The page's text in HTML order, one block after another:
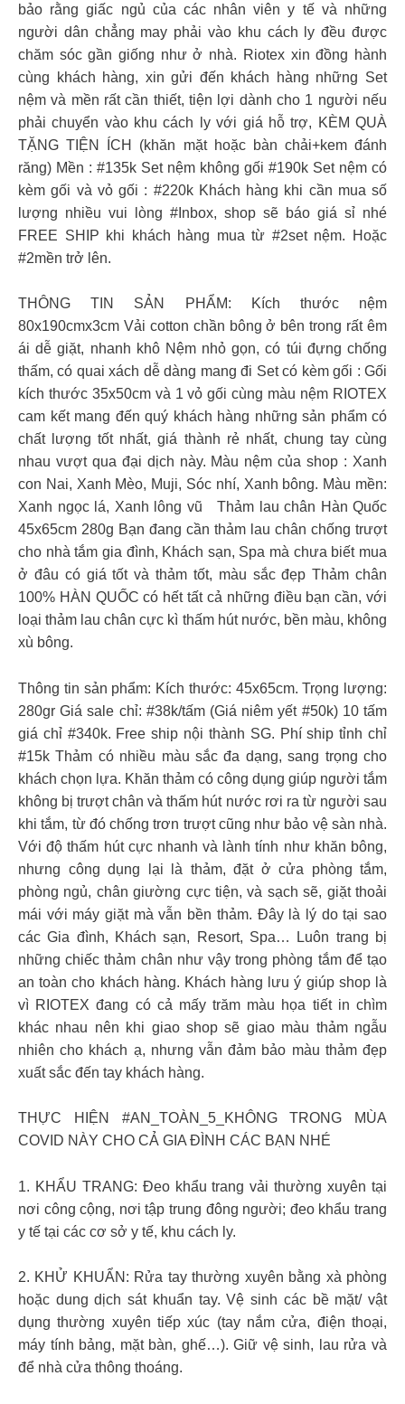
bảo rằng giấc ngủ của các nhân viên y tế và những
người dân chẳng may phải vào khu cách ly đều được
chăm sóc gần giống như ở nhà. Riotex xin đồng hành
cùng khách hàng, xin gửi đến khách hàng những Set
nệm và mền rất cần thiết, tiện lợi dành cho 1 người nếu
phải chuyển vào khu cách ly với giá hỗ trợ, KÈM QUÀ
TẶNG TIỆN ÍCH (khăn mặt hoặc bàn chải+kem đánh
răng) Mền : #135k Set nệm không gối #190k Set nệm có
kèm gối và vỏ gối : #220k Khách hàng khi cần mua số
lượng nhiều vui lòng #Inbox, shop sẽ báo giá sỉ nhé
FREE SHIP khi khách hàng mua từ #2set nệm. Hoặc
#2mền trở lên.
THÔNG TIN SẢN PHẨM: Kích thước nệm
80x190cmx3cm Vải cotton chần bông ở bên trong rất êm
ái dễ giặt, nhanh khô Nệm nhỏ gọn, có túi đựng chống
thấm, có quai xách dễ dàng mang đi Set có kèm gối : Gối
kích thước 35x50cm và 1 vỏ gối cùng màu nệm RIOTEX
cam kết mang đến quý khách hàng những sản phẩm có
chất lượng tốt nhất, giá thành rẻ nhất, chung tay cùng
nhau vượt qua đại dịch này. Màu nệm của shop : Xanh
con Nai, Xanh Mèo, Muji, Sóc nhí, Xanh bông. Màu mền:
Xanh ngọc lá, Xanh lông vũ Thảm lau chân Hàn Quốc
45x65cm 280g Bạn đang cần thảm lau chân chống trượt
cho nhà tắm gia đình, Khách sạn, Spa mà chưa biết mua
ở đâu có giá tốt và thảm tốt, màu sắc đẹp Thảm chân
100% HÀN QUỐC có hết tất cả những điều bạn cần, với
loại thảm lau chân cực kì thấm hút nước, bền màu, không
xù bông.
Thông tin sản phẩm: Kích thước: 45x65cm. Trọng lượng:
280gr Giá sale chỉ: #38k/tấm (Giá niêm yết #50k) 10 tấm
giá chỉ #340k. Free ship nội thành SG. Phí ship tỉnh chỉ
#15k Thảm có nhiều màu sắc đa dạng, sang trọng cho
khách chọn lựa. Khăn thảm có công dụng giúp người tắm
không bị trượt chân và thấm hút nước rơi ra từ người sau
khi tắm, từ đó chống trơn trượt cũng như bảo vệ sàn nhà.
Với độ thấm hút cực nhanh và lành tính như khăn bông,
nhưng công dụng lại là thảm, đặt ở cửa phòng tắm,
phòng ngủ, chân giường cực tiện, và sạch sẽ, giặt thoải
mái với máy giặt mà vẫn bền thảm. Đây là lý do tại sao
các Gia đình, Khách sạn, Resort, Spa… Luôn trang bị
những chiếc thảm chân như vậy trong phòng tắm để tạo
an toàn cho khách hàng. Khách hàng lưu ý giúp shop là
vì RIOTEX đang có cả mấy trăm màu họa tiết in chìm
khác nhau nên khi giao shop sẽ giao màu thảm ngẫu
nhiên cho khách ạ, nhưng vẫn đảm bảo màu thảm đẹp
xuất sắc đến tay khách hàng.
THỰC HIỆN #AN_TOÀN_5_KHÔNG TRONG MÙA
COVID NÀY CHO CẢ GIA ĐÌNH CÁC BẠN NHÉ
1. KHẨU TRANG: Đeo khẩu trang vải thường xuyên tại
nơi công cộng, nơi tập trung đông người; đeo khẩu trang
y tế tại các cơ sở y tế, khu cách ly.
2. KHỬ KHUẨN: Rửa tay thường xuyên bằng xà phòng
hoặc dung dịch sát khuẩn tay. Vệ sinh các bề mặt/ vật
dụng thường xuyên tiếp xúc (tay nắm cửa, điện thoại,
máy tính bảng, mặt bàn, ghế…). Giữ vệ sinh, lau rửa và
để nhà cửa thông thoáng.